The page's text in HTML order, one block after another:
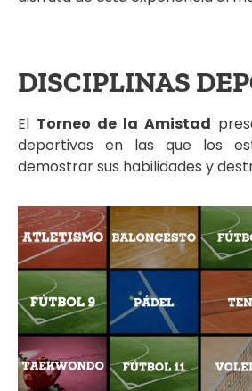
DISCIPLINAS
El Torneo de la Amistad
deportivas en las que los
demostrar sus habilidades y